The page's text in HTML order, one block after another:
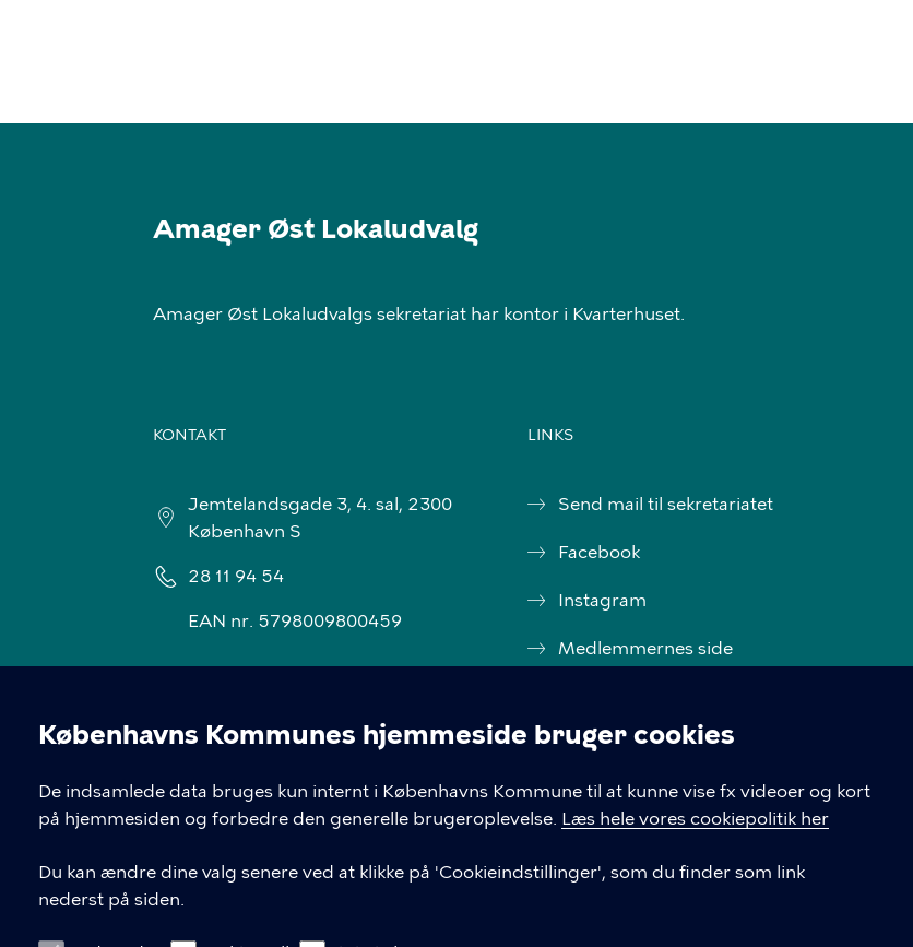
Cookieindstillinger
Københavns Kommunes hjemmeside bruger cookies
De indsamlede data bruges kun internt i Københavns Kommune til at kunne vise fx videoer og kort
på hjemmesiden og forbedre den generelle brugeroplevelse. Læs hele vores cookiepolitik her
Du kan ændre dine valg senere ved at klikke på 'Cookieindstillinger', som du finder som link
nederst på siden.
Amager Øst Lokaludvalg
Amager Øst Lokaludvalgs sekretariat har kontor i Kvarterhuset.
KONTAKT
Jemtelandsgade 3, 4. sal, 2300
København S
28 11 94 54
EAN nr. 5798009800459
LINKS
Send mail til sekretariatet
Facebook
Instagram
Medlemmernes side
Tilgængelighedserklæring
Cookiepolitik